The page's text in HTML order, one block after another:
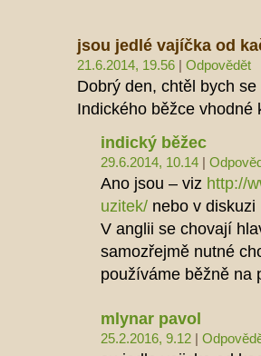
jsou jedlé vajíčka od
21.6.2014, 19.56 Odpovědět
Dobrý den, chtěl bych
Indického běžce vhodné
indický běžec
29.6.2014, 10.14
Ano jsou – viz http://
uzitek/ nebo v diskuzi
V anglii se chovají
samozřejmě nutné
používáme běžně na
mlynar pavol
25.2.2016, 9.12